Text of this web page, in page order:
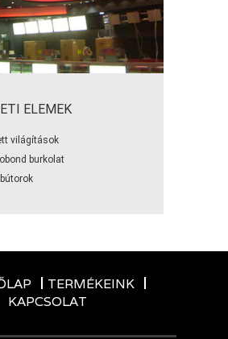
ELEMEK
világítások
burkolat
TERMÉKEINK
KAPCSOLAT